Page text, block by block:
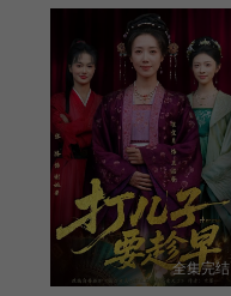
全集完结